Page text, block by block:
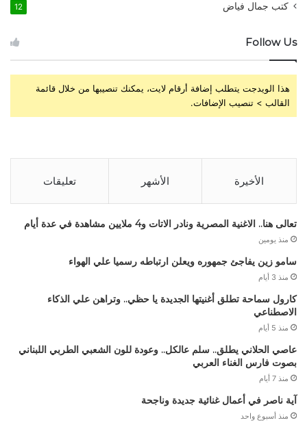
كتب جمال فياض 12
Follow Us
هذا الويدجت يتطلب إضافة أرقام لايت، يمكنك تنصيبها من خلال قائمة
القالب > تنصيب الإضافات.
الأخيرة الأشهر تعليقات
تعالى هنا.. الاغنية المصرية ونادر الاتات و4 ملايين مشاهدة في عدة أيام
منذ يومين
سامو زين يفاجئ جمهوره ويعلن ارتباطه رسميا علي الهواء
منذ 3 أيام
كارول سماحة تطلق أغنيتها الجديدة يا حظي.. وتراهن علي الذكاء
الاصطناعي
منذ 5 أيام
عاصي الحلاني يطلق.. سلم عالكل.. وعودة للون الشعبي الطربي اللبناني
بصوت فارس الغناء العربي
منذ 7 أيام
آية ناصر في أعمال غنائية جديدة وناجحة
منذ أسبوع واحد